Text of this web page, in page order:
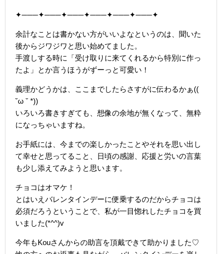
✦───✦───✦───✦───✦───✦───✦
余計なことは書かない方がいいよなというのは、聞いた
後からジワジワと思い始めてました。
手渡しする時に「受け取りに来てくれるから特別に作っ
たよ」とか言うほうがずーっと可愛い！
義理かどうかは、ここまでしたらさすがに伝わるかぁ((
˘ω ˘ *))
いろいろ書きすぎても、想像の余地が無くなって、無粋
になっちゃいますね。
お手紙には、今までの楽しかったことやそれを思い出し
て幸せと思ってること、日頃の感謝、応援と労いの言葉
も少し添えてみようと思います。
チョコはオマケ！
とはいえバレンタインデーに便乗するのだからチョコは
必須だろうということで、私が一目惚れしたチョコを買
いました(*^^)v
今年もKouさんからの助言を頂戴できて助かりました♡